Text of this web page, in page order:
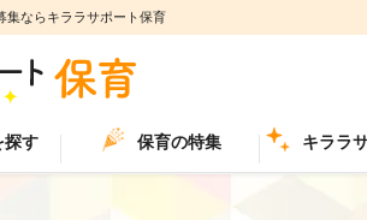
集ならキララサポート保育
探す 保育の特集 キララ